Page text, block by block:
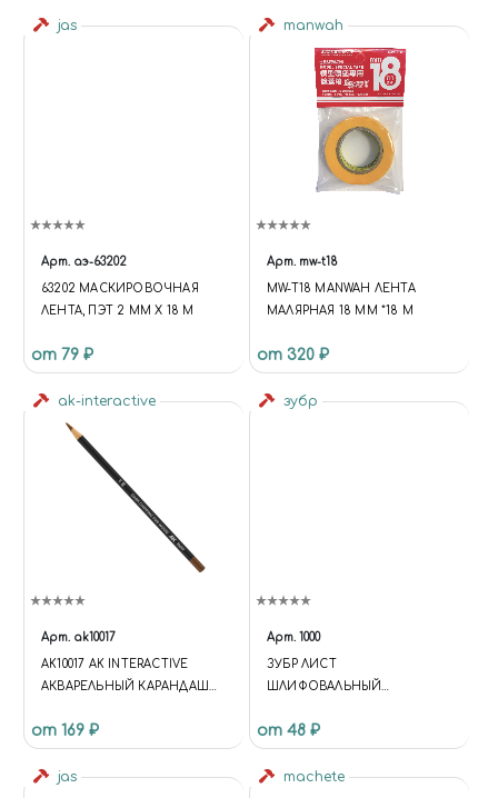
jas
Арт. аэ-63202
63202 МАСКИРОВОЧНАЯ
ЛЕНТА, ПЭТ 2 ММ Х 18 М
от 79 ₽
manwah
Арт. mw-t18
MW-T18 MANWAH ЛЕНТА
МАЛЯРНАЯ 18 ММ *18 М
от 320 ₽
ak-interactive
Арт. ak10017
AK10017 AK INTERACTIVE
АКВАРЕЛЬНЫЙ КАРАНДАШ
ДЕРЕВА" / WATERCOLOR
PENCIL DARK CHIPPING FOR
WOOD
от 169 ₽
зубр
Арт. 1000
ЗУБР ЛИСТ
ШЛИФОВАЛЬНЫЙ
БУМАЖНОЙ ОСНОВЕ
(ТОНКИЙ АБРАЗИВ, P,
230Х280 ММ)
от 48 ₽
jas machete